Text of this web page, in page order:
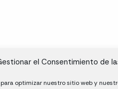
el Consentimiento de
optimizar nuestro sitio web y